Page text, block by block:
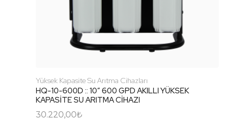
Yüksek Kapasite Su Arıtma Cihazları
HQ-10-600D :: 10″ 600 GPD AKILLI YÜKSEK
KAPASİTE SU ARITMA CİHAZI
30.220,00₺